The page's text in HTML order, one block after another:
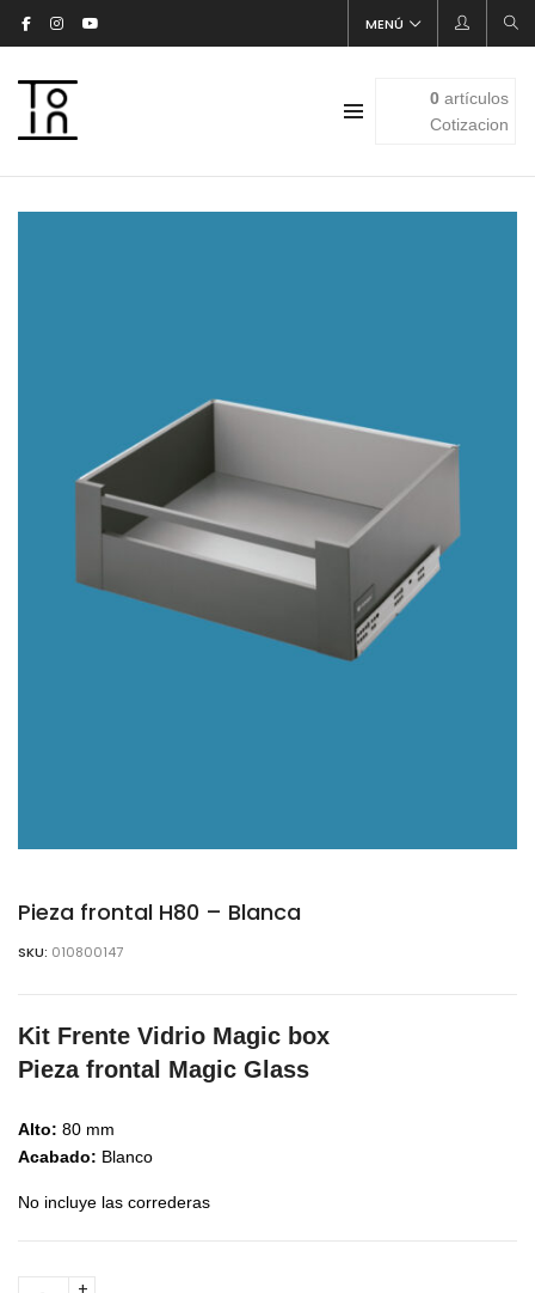
MENÚ
0artículos
Cotizacion
Pieza frontal H80 – Blanca
SKU: 010800147
Kit Frente Vidrio Magic box
Pieza frontal Magic Glass
Alto: 80 mm
Acabado: Blanco
No incluye las correderas